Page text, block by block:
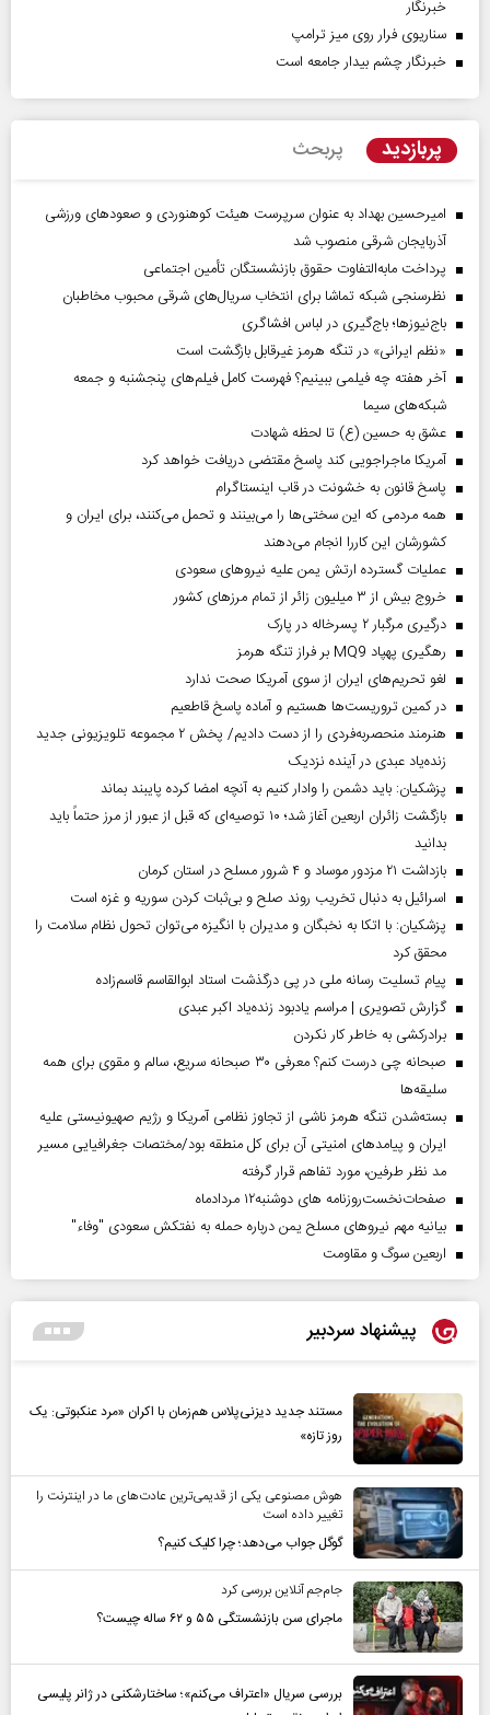
خبرنگار
سناریوی فرار روی میز ترامپ
خبرنگار چشم بیدار جامعه است
پربازدید پربحث
امیرحسین بهداد به عنوان سرپرست هیئت کوهنوردی و صعودهای ورزشی
آذربایجان شرقی منصوب شد
پرداخت مابه‌التفاوت حقوق بازنشستگان تأمین اجتماعی
نظرسنجی شبکه تماشا برای انتخاب سریال‌های شرقی محبوب مخاطبان
باج‌نیوزها؛ باج‌گیری در لباس افشاگری
«نظم ایرانی» در تنگه هرمز غیرقابل بازگشت است
آخر هفته چه فیلمی ببینیم؟ فهرست کامل فیلم‌های پنجشنبه و جمعه
شبکه‌های سیما
عشق به حسین (ع) تا لحظه شهادت
آمریکا ماجراجویی کند پاسخ مقتضی دریافت خواهد کرد
پاسخ قانون به خشونت در قاب اینستاگرام
همه مردمی که این سختی‌ها را می‌بینند و تحمل می‌کنند، برای ایران و
کشورشان این کاررا انجام می‌دهند
عملیات گسترده ارتش یمن علیه نیروهای سعودی
خروج بیش از ۳ میلیون زائر از تمام مرز‌های کشور
درگیری مرگبار ۲ پسرخاله در پارک
رهگیری پهپاد MQ9 بر فراز تنگه هرمز
لغو تحریم‌های ایران از سوی آمریکا صحت ندارد
در کمین تروریست‌ها هستیم و آماده پاسخ قاطعیم
هنرمند منحصر‌به‌فردی را از دست دادیم/ پخش ۲ مجموعه تلویزیونی جدید
زنده‌یاد عبدی در آینده نزدیک
پزشکیان: باید دشمن را وادار کنیم به آنچه امضا کرده پایبند بماند
بازگشت زائران اربعین آغاز شد؛ ۱۰ توصیه‌ای که قبل از عبور از مرز حتماً باید
بدانید
بازداشت ۲۱ مزدور موساد و ۴ شرور مسلح در استان کرمان
اسرائیل به دنبال تخریب روند صلح و بی‌ثبات کردن سوریه و غزه است
پزشکیان: با اتکا به نخبگان و مدیران با انگیزه می‌توان تحول نظام سلامت را
محقق کرد
پیام تسلیت رسانه ملی در پی درگذشت استاد ابوالقاسم قاسم‌زاده
گزارش تصویری | مراسم یادبود زنده‌یاد اکبر عبدی
برادرکشی به خاطر کار نکردن
صبحانه چی درست کنم؟ معرفی ۳۰ صبحانه سریع، سالم و مقوی برای همه
سلیقه‌ها
بسته‌شدن تنگه هرمز ناشی از تجاوز نظامی آمریکا و رژیم صهیونیستی علیه
ایران و پیامد‌های امنیتی آن برای کل منطقه بود/مختصات جغرافیایی مسیر
مد نظر طرفین، مورد تفاهم قرار گرفته
صفحات‌نخست‌روزنامه ها‌ی دوشنبه‌۱۲ مردادماه
بیانیه مهم نیروهای مسلح یمن درباره حمله به نفتکش سعودی "وفاء"
اربعین سوگ و مقاومت
پیشنهاد سردبیر
مستند جدید دیزنی‌پلاس هم‌زمان با اکران «مرد عنکبوتی: یک
روز تازه»
هوش مصنوعی یکی از قدیمی‌ترین عادت‌های ما در اینترنت را
تغییر داده است
گوگل جواب می‌دهد؛ چرا کلیک کنیم؟
جام‌جم آنلاین بررسی کرد
ماجرای سن بازنشستگی ۵۵ و ۶۲ ساله چیست؟
بررسی سریال «اعتراف می‌کنم»؛ ساختارشکنی در ژانر پلیسی